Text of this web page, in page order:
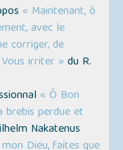
« Maintenant, ô
avec le
corriger, de
irriter » du R.
« Ô Bon
brebis perdue et
Nakatenus